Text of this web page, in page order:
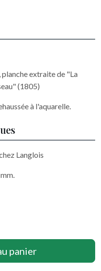
extraite de "La
(1805)
à l'aquarelle.
Langlois
panier